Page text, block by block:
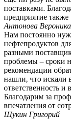
поставками.
предприятие
Антонова Вероника
Нам постоянно
нефтепродуктов
разными
проблемы – сроки
рекомендации
нашли, что искали
ответственность и
Благодарим за
впечатления от
Щукин Григорий